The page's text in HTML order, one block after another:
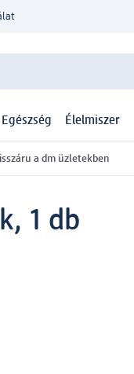
Egészség Élelmiszer
a dm üzletekben
1 db